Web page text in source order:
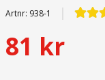
Artnr: 938-1
81 kr